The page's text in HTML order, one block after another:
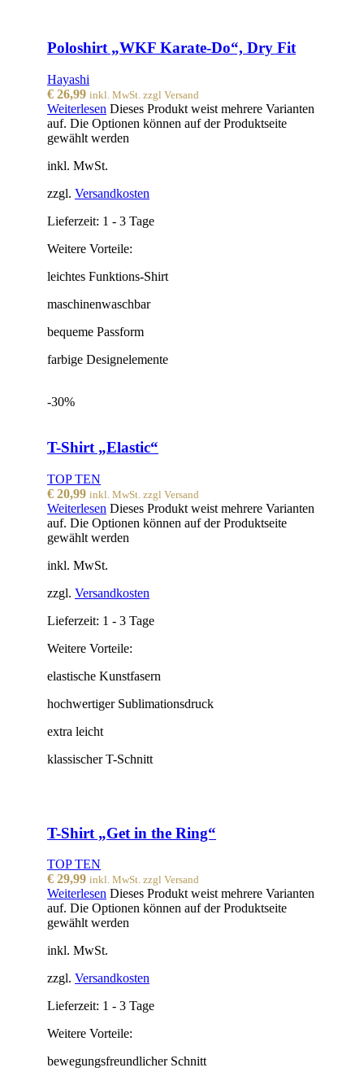
Poloshirt „WKF Karate-Do“, Dry Fit
Hayashi
€ 26,99 inkl. MwSt. zzgl Versand
Weiterlesen Dieses Produkt weist mehrere Varianten
auf. Die Optionen können auf der Produktseite
gewählt werden
inkl. MwSt.
zzgl. Versandkosten
Lieferzeit: 1 - 3 Tage
Weitere Vorteile:
leichtes Funktions-Shirt
maschinenwaschbar
bequeme Passform
farbige Designelemente
-30%
T-Shirt „Elastic“
TOP TEN
€ 20,99 inkl. MwSt. zzgl Versand
Weiterlesen Dieses Produkt weist mehrere Varianten
auf. Die Optionen können auf der Produktseite
gewählt werden
inkl. MwSt.
zzgl. Versandkosten
Lieferzeit: 1 - 3 Tage
Weitere Vorteile:
elastische Kunstfasern
hochwertiger Sublimationsdruck
extra leicht
klassischer T-Schnitt
T-Shirt „Get in the Ring“
TOP TEN
€ 29,99 inkl. MwSt. zzgl Versand
Weiterlesen Dieses Produkt weist mehrere Varianten
auf. Die Optionen können auf der Produktseite
gewählt werden
inkl. MwSt.
zzgl. Versandkosten
Lieferzeit: 1 - 3 Tage
Weitere Vorteile:
bewegungsfreundlicher Schnitt